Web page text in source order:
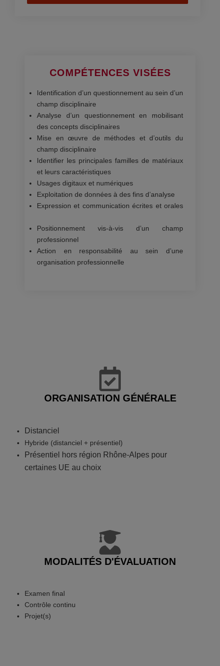
COMPÉTENCES VISÉES
Identification d’un questionnement au sein d’un
champ disciplinaire
Analyse d’un questionnement en mobilisant
des concepts disciplinaires
Mise en œuvre de méthodes et d’outils du
champ disciplinaire
Identifier les principales familles de matériaux
et leurs caractéristiques
Usages digitaux et numériques
Exploitation de données à des fins d’analyse
Expression et communication écrites et orales
Positionnement vis-à-vis d’un champ
professionnel
Action en responsabilité au sein d’une
organisation professionnelle
ORGANISATION GÉNÉRALE
Distanciel
Hybride (distanciel + présentiel)
Présentiel hors région Rhône-Alpes pour
certaines UE au choix
MODALITÉS D'ÉVALUATION
Examen final
Contrôle continu
Projet(s)